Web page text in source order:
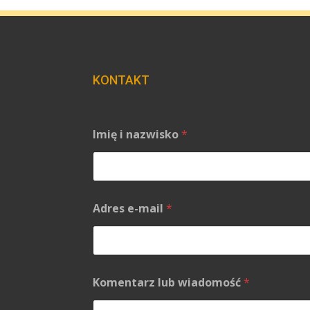
KONTAKT
g
o
a
I
m
i
Imię i nazwisko*
Adres e-mail*
Komentarz lub wiadomość*